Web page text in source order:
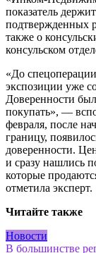
показатель
подтвержденных
также о
консульском
«До
экспозиции уже
Доверенности
покупать», —
февраля, после
границу,
доверенности.
и сразу нашлись
которые
отметила эксперт.
Читайте также
Новости
В большинстве